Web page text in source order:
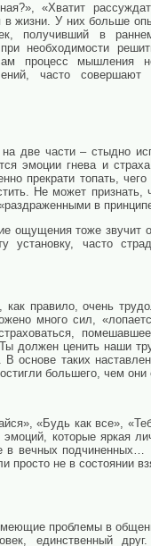
«Хватит
жизни. У них больше
получивший в
необходимости
процесс мышления
часто совершают
две части – стыдно
эмоции гнева и
прекрати топать,
Не может признать,
в
ощущения тоже звучит
часто
как правило, очень
много сил,
должен ценить наши
В основе таких
большего, чем они
«Будь как все»,
эмоций, которые яркая
вечных подчиненных…
просто не в состоянии
проблемы в
единственный